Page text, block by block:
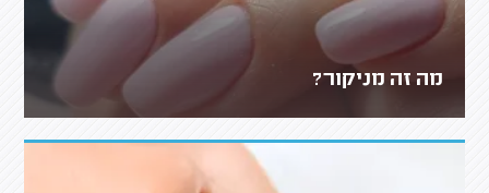
מה זה מניקור?